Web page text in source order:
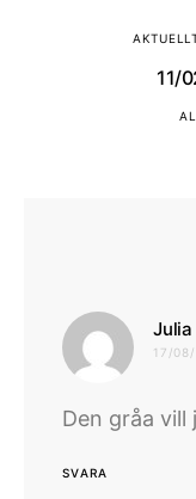
11/
Julia
17/
Den gråa vill
SVARA